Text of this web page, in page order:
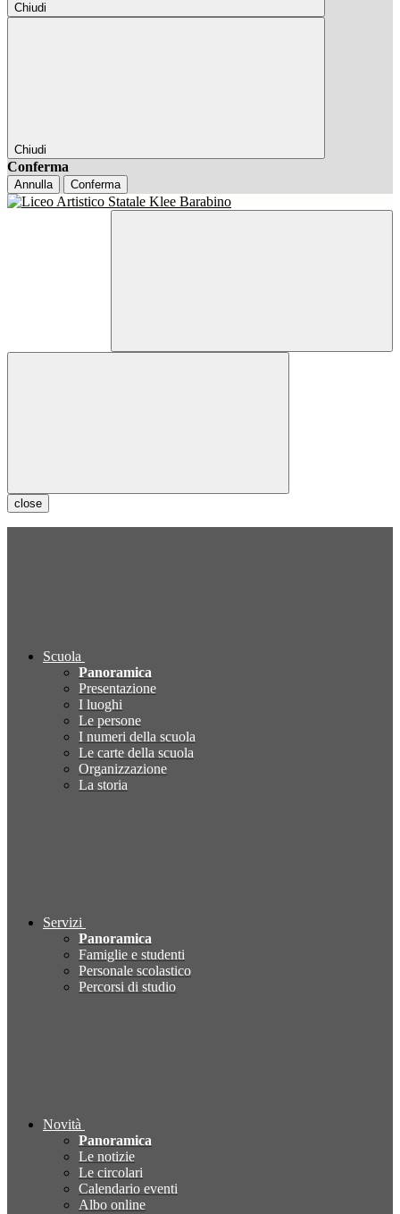
Chiudi
Chiudi
Conferma
Annulla Conferma
close
Scuola
Panoramica
Presentazione
I luoghi
Le persone
I numeri della scuola
Le carte della scuola
Organizzazione
La storia
Servizi
Panoramica
Famiglie e studenti
Personale scolastico
Percorsi di studio
Novità
Panoramica
Le notizie
Le circolari
Calendario eventi
Albo online